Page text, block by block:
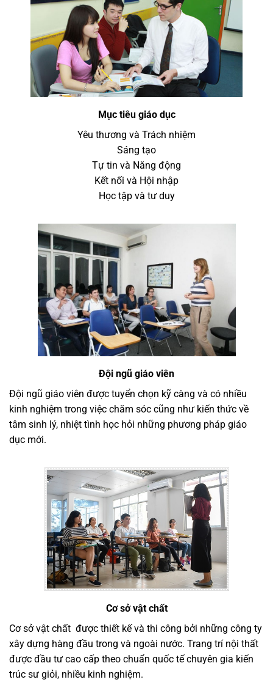
Mục tiêu giáo dục
Yêu thương và Trách nhiệm
Sáng tạo
Tự tin và Năng động
Kết nối và Hội nhập
Học tập và tư duy
Đội ngũ giáo viên
Đội ngũ giáo viên được tuyển chọn kỹ càng và có nhiều
kinh nghiệm trong việc chăm sóc cũng như kiến thức về
tâm sinh lý, nhiệt tình học hỏi những phương pháp giáo
dục mới.
Cơ sở vật chất
Cơ sở vật chất được thiết kế và thi công bởi những công ty
xây dựng hàng đầu trong và ngoài nước. Trang trí nội thất
được đầu tư cao cấp theo chuẩn quốc tế chuyên gia kiến
trúc sư giỏi, nhiều kinh nghiệm.